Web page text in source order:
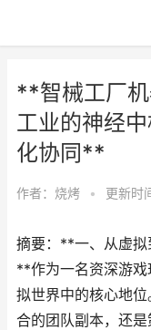
**智械工厂
工业的神经
化协同**
作者： 烧烤 • 更新时
摘要：**一、从虚拟
**作为一名资深游戏
拟世界中的核心地
合的团队副本，还